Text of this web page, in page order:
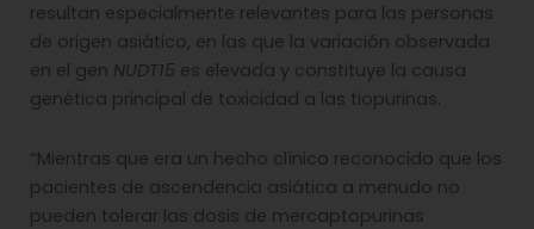
resultan especialmente relevantes para las personas
de origen asiático, en las que la variación observada
en el gen NUDT15 es elevada y constituye la causa
genética principal de toxicidad a las tiopurinas.
“Mientras que era un hecho clínico reconocido que los
pacientes de ascendencia asiática a menudo no
pueden tolerar las dosis de mercaptopurinas